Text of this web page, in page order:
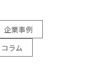
企業事例
コラム